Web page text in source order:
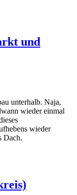
und
unterhalb. Naja,
wieder einmal
wieder
Dach.